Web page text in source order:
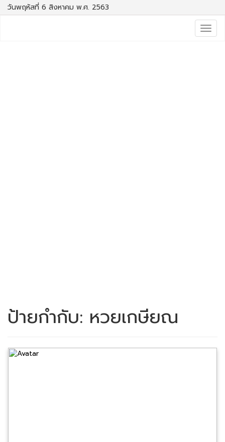
วันพฤหัสที่ 6 สิงหาคม พ.ศ. 2563
ป้ายกำกับ: หวยเกษียณ